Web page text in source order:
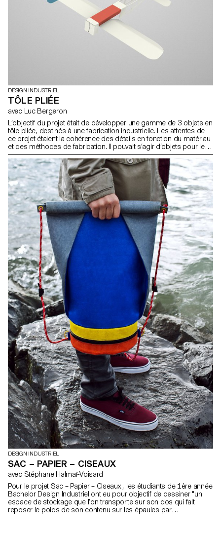
DESIGN INDUSTRIEL
TÔLE PLIÉE
avec Luc Bergeron
L’objectif du projet était de développer une gamme de 3 objets en
tôle pliée, destinés à une fabrication industrielle. Les attentes de
ce projet étaient la cohérence des détails en fonction du matériau
et des méthodes de fabrication. Il pouvait s’agir d’objets pour le
bureau, pour le jardin, pour la cuisine, pour l’atelier, etc.
DESIGN INDUSTRIEL
SAC – PAPIER – CISEAUX
avec Stéphane Halmaï-Voisard
Pour le projet Sac – Papier – Ciseaux , les étudiants de 1ère année
Bachelor Design Industriel ont eu pour objectif de dessiner "un
espace de stockage que l’on transporte sur son dos qui fait
reposer le poids de son contenu sur les épaules par